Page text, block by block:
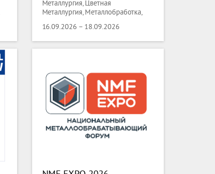
Металлургия, Цветная
Металлургия, Металлобработка,
16.09.2026 – 18.09.2026